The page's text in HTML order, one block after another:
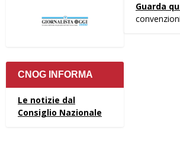
Guarda
CNOG INFORMA
Le notizie dal
Consiglio Nazionale